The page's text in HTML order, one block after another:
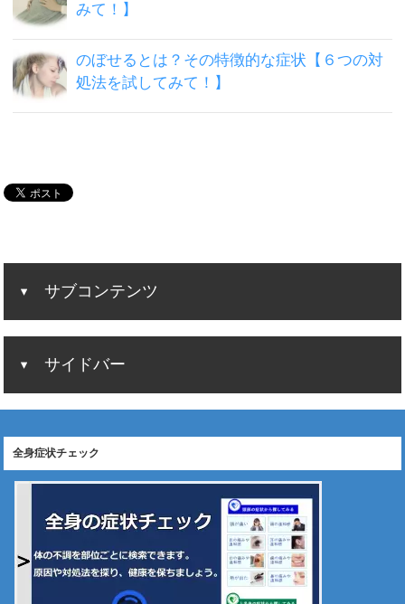
みて！】
のぼせるとは？その特徴的な症状【６つの対
処法を試してみて！】
サブコンテンツ
サイドバー
全身症状チェック